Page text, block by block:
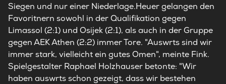
Siegen und nur einer Niederlage.Heuer gelangen den
Favoritnern sowohl in der Qualifikation gegen
Limassol (2:1) und Osijek (2:1), als auch in der Gruppe
gegen AEK Athen (2:2) immer Tore. "Auswrts sind wir
immer stark, vielleicht ein gutes Omen", meinte Fink.
Spielgestalter Raphael Holzhauser betonte: "Wir
haben auswrts schon gezeigt, dass wir bestehen